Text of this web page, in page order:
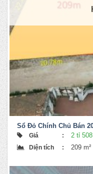
Sổ Đỏ Chính Chủ Bán
Hiền Ninh, Sóc Sơn
Giá : 2 tỉ
Diện tích : 209 m²